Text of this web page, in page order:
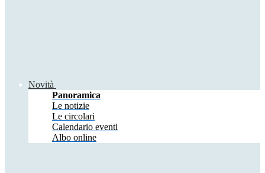
Novità
Panoramica
Le notizie
Le circolari
Calendario eventi
Albo online